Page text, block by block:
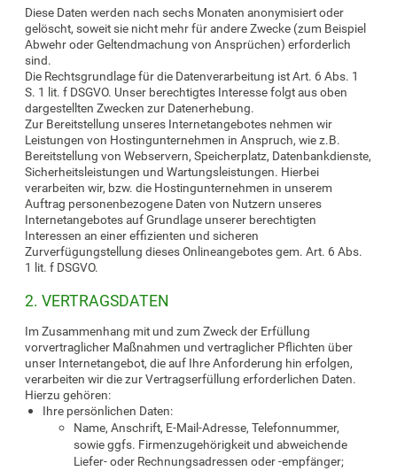
Diese Daten werden nach sechs Monaten anonymisiert oder
gelöscht, soweit sie nicht mehr für andere Zwecke (zum Beispiel
Abwehr oder Geltendmachung von Ansprüchen) erforderlich
sind.
Die Rechtsgrundlage für die Datenverarbeitung ist Art. 6 Abs. 1
S. 1 lit. f DSGVO. Unser berechtigtes Interesse folgt aus oben
dargestellten Zwecken zur Datenerhebung.
Zur Bereitstellung unseres Internetangebotes nehmen wir
Leistungen von Hostingunternehmen in Anspruch, wie z.B.
Bereitstellung von Webservern, Speicherplatz, Datenbankdienste,
Sicherheitsleistungen und Wartungsleistungen. Hierbei
verarbeiten wir, bzw. die Hostingunternehmen in unserem
Auftrag personenbezogene Daten von Nutzern unseres
Internetangebotes auf Grundlage unserer berechtigten
Interessen an einer effizienten und sicheren
Zurverfügungstellung dieses Onlineangebotes gem. Art. 6 Abs.
1 lit. f DSGVO.
2. VERTRAGSDATEN
Im Zusammenhang mit und zum Zweck der Erfüllung
vorvertraglicher Maßnahmen und vertraglicher Pflichten über
unser Internetangebot, die auf Ihre Anforderung hin erfolgen,
verarbeiten wir die zur Vertragserfüllung erforderlichen Daten.
Hierzu gehören:
Ihre persönlichen Daten:
Name, Anschrift, E-Mail-Adresse, Telefonnummer,
sowie ggfs. Firmenzugehörigkeit und abweichende
Liefer- oder Rechnungsadressen oder -empfänger;